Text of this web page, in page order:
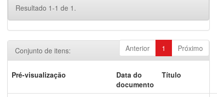
Resultado 1-1 de 1.
Anterior 1 Próximo
Conjunto de itens:
Pré-visualização
Data do
documento
Título